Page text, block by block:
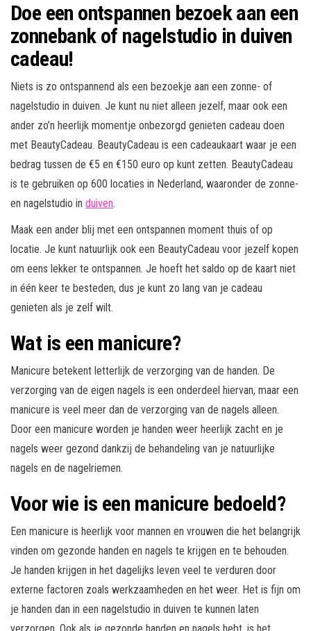
Doe een ontspannen bezoek aan een
zonnebank of nagelstudio in duiven
cadeau!
Niets is zo ontspannend als een bezoekje aan een zonne- of
nagelstudio in duiven. Je kunt nu niet alleen jezelf, maar ook een
ander zo’n heerlijk momentje onbezorgd genieten cadeau doen
met BeautyCadeau. BeautyCadeau is een cadeaukaart waar je een
bedrag tussen de €5 en €150 euro op kunt zetten. BeautyCadeau
is te gebruiken op 600 locaties in Nederland, waaronder de zonne-
en nagelstudio in duiven.
Maak een ander blij met een ontspannen moment thuis of op
locatie. Je kunt natuurlijk ook een BeautyCadeau voor jezelf kopen
om eens lekker te ontspannen. Je hoeft het saldo op de kaart niet
in één keer te besteden, dus je kunt zo lang van je cadeau
genieten als je zelf wilt.
Wat is een manicure?
Manicure betekent letterlijk de verzorging van de handen. De
verzorging van de eigen nagels is een onderdeel hiervan, maar een
manicure is veel meer dan de verzorging van de nagels alleen.
Door een manicure worden je handen weer heerlijk zacht en je
nagels weer gezond dankzij de behandeling van je natuurlijke
nagels en de nagelriemen.
Voor wie is een manicure bedoeld?
Een manicure is heerlijk voor mannen en vrouwen die het belangrijk
vinden om gezonde handen en nagels te krijgen en te behouden.
Je handen krijgen in het dagelijks leven veel te verduren door
externe factoren zoals werkzaamheden en het weer. Het is fijn om
je handen dan in een nagelstudio in duiven te kunnen laten